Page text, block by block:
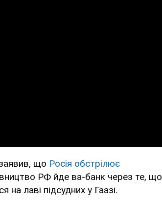
що Росія обстрілює
РФ йде ва-банк через те, що
на лаві підсудних у Гаазі.